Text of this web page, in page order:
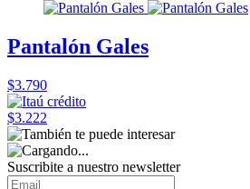
Pantalón Gales
$3.790
$3.222
Suscribite a nuestro newsletter